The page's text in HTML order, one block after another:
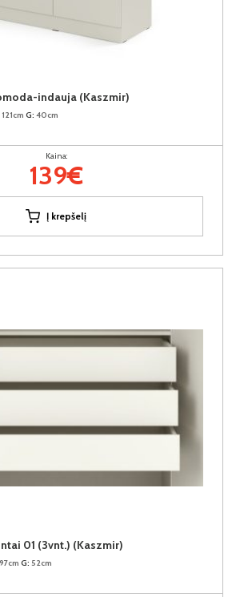
indauja (Kaszmir)
121cm G: 40cm
Kaina:
139€
Į krepšelį
01 (3vnt.) (Kaszmir)
97cm G: 52cm